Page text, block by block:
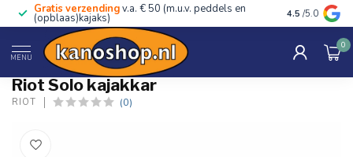
Gratis verzendingv.a. € 50 (m.u.v. peddels en
(opblaas)kajaks) Advies van
4.5 /5.0
MENU
0
Home / Solo kajakkar
Riot Solo kajakkar
RIOT (0)